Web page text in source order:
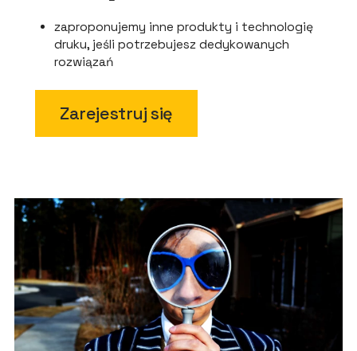
zaproponujemy inne produkty i technologię
druku, jeśli potrzebujesz dedykowanych
rozwiązań
Zarejestruj się